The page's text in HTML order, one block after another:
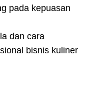
pada kepuasan
dan cara
bisnis kuliner